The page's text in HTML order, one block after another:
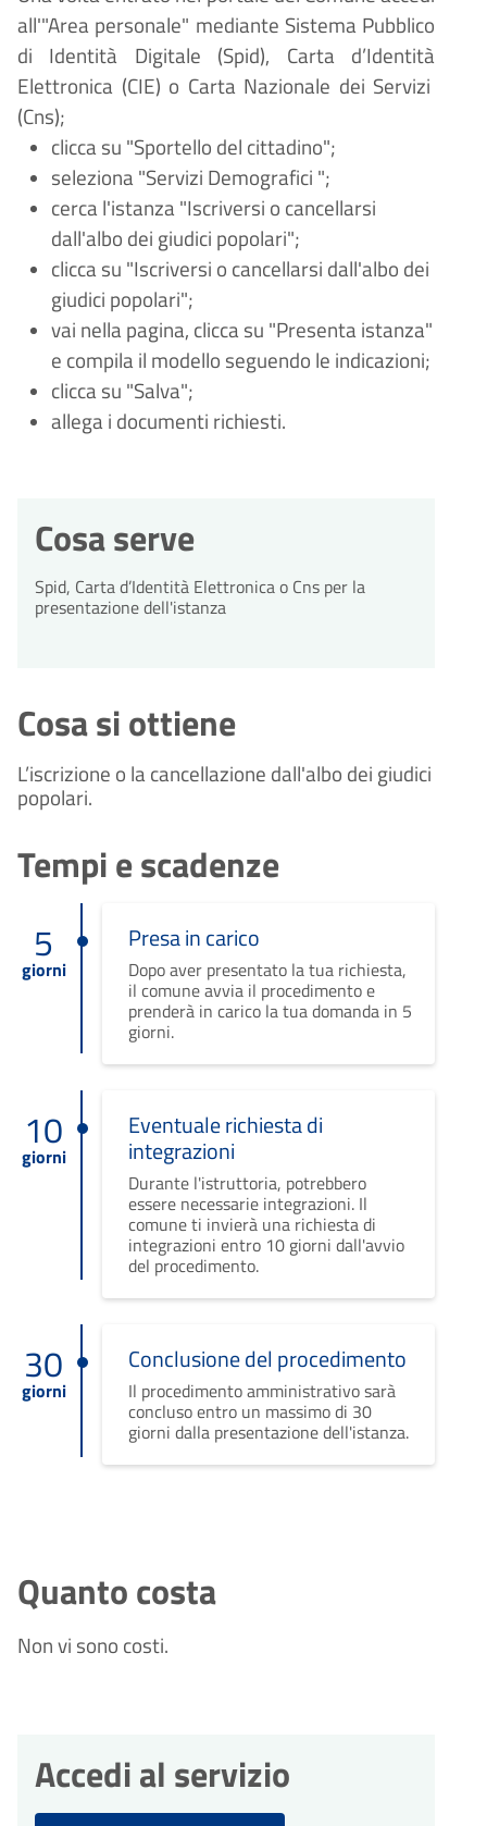
all'"Area personale" mediante Sistema Pubblico
di Identità Digitale (Spid), Carta d’Identità
Elettronica (CIE) o Carta Nazionale dei Servizi
(Cns);
clicca su "Sportello del cittadino";
seleziona "Servizi Demografici ";
cerca l'istanza "Iscriversi o cancellarsi
dall'albo dei giudici popolari";
clicca su "Iscriversi o cancellarsi dall'albo dei
giudici popolari";
vai nella pagina, clicca su "Presenta istanza"
e compila il modello seguendo le indicazioni;
clicca su "Salva";
allega i documenti richiesti.
Cosa serve
Spid, Carta d’Identità Elettronica o Cns per la
presentazione dell'istanza
Cosa si ottiene
L’iscrizione o la cancellazione dall'albo dei giudici
popolari.
Tempi e scadenze
5
giorni
Presa in carico
Dopo aver presentato la tua richiesta,
il comune avvia il procedimento e
prenderà in carico la tua domanda in 5
giorni.
10
giorni
Eventuale richiesta di
integrazioni
Durante l'istruttoria, potrebbero
essere necessarie integrazioni. Il
comune ti invierà una richiesta di
integrazioni entro 10 giorni dall'avvio
del procedimento.
30
giorni
Conclusione del procedimento
Il procedimento amministrativo sarà
concluso entro un massimo di 30
giorni dalla presentazione dell'istanza.
Quanto costa
Non vi sono costi.
Accedi al servizio